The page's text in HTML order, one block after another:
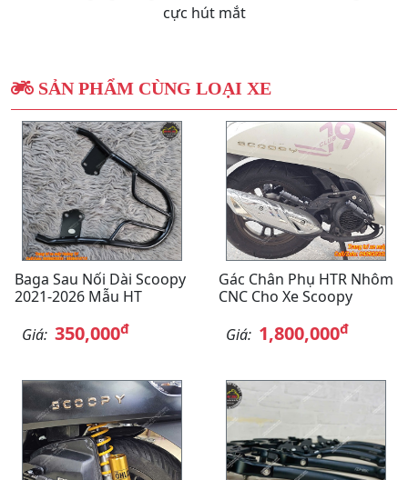
cực hút mắt
SẢN PHẨM CÙNG LOẠI XE
Baga Sau Nối Dài Scoopy
2021-2026 Mẫu HT
Giá: 350,000đ
Gác Chân Phụ HTR Nhôm
CNC Cho Xe Scoopy
Giá: 1,800,000đ